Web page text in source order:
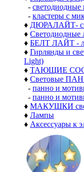
- светодиодные
- кластеры с
♦ ДЮРАЛАЙТ-
♦ Светодиодные
♦ БЕЛТ ЛАЙТ -
♦ Гирлянды и
Light)
♦ ТАЮЩИЕ
♦ Световые
- панно и
- панно и
♦ МАКУШКИ
♦ Лампы
♦ Аксессуары к